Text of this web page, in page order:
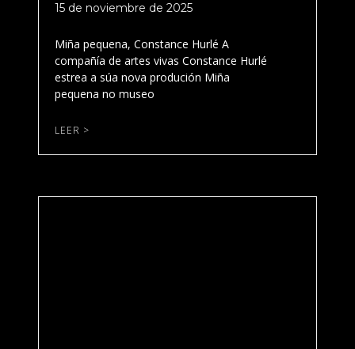
15 de noviembre de 2025
Miña pequena, Constance Hurlé A
compañía de artes vivas Constance Hurlé
estrea a súa nova produción Miña
pequena no museo
LEER >